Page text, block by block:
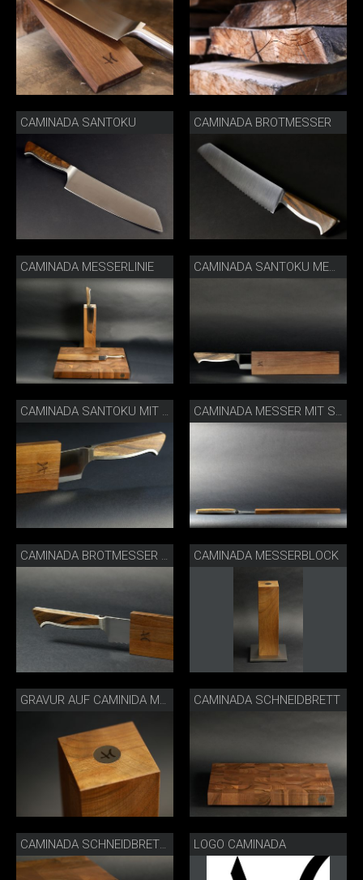
CAMINADA SANTOKU CAMINADA BROTMESSER
CAMINADA MESSERLINIE CAMINADA SANTOKU MESSERSCHEIDE
CAMINADA SANTOKU MIT SCHEIDE CAMINADA MESSER MIT SCHEIDE
CAMINADA BROTMESSER SCHEIDE CAMINADA MESSERBLOCK
GRAVUR AUF CAMINIDA MESSERBLOCK CAMINADA SCHNEIDBRETT
CAMINADA SCHNEIDBRETT DETAIL LOGO CAMINADA